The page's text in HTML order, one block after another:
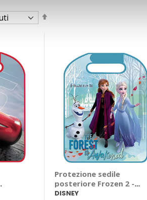
Protezione sedile
posteriore Frozen 2 -
DISNEY
DISNEY